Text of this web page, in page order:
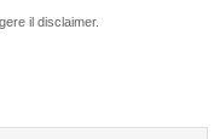
il disclaimer.